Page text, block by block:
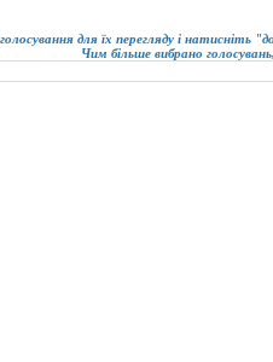
голосування для їх перегляду і натисніть
Чим більше вибрано